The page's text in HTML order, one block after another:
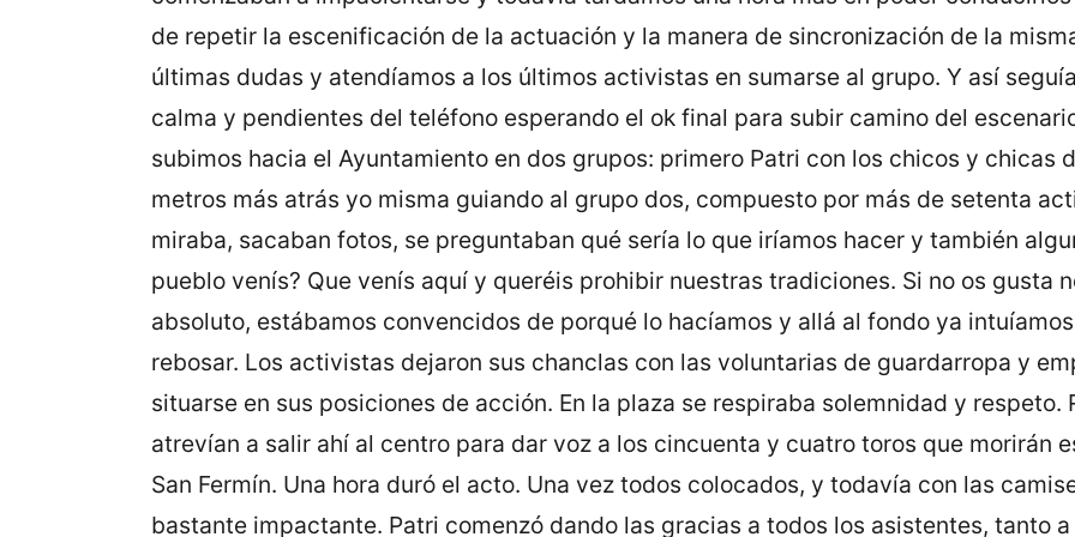
de repetir la escenificación de la actuación y la manera de sincronización de la
últimas dudas y atendíamos a los últimos activistas en sumarse al grupo. Y así
calma y pendientes del teléfono esperando el ok final para subir camino del
subimos hacia el Ayuntamiento en dos grupos: primero Patri con los chicos y chicas
metros más atrás yo misma guiando al grupo dos, compuesto por más de setenta
miraba, sacaban fotos, se preguntaban qué sería lo que iríamos hacer y también
pueblo venís? Que venís aquí y queréis prohibir nuestras tradiciones. Si no os gusta
absoluto, estábamos convencidos de porqué lo hacíamos y allá al fondo ya
rebosar. Los activistas dejaron sus chanclas con las voluntarias de guardarropa y
situarse en sus posiciones de acción. En la plaza se respiraba solemnidad y
atrevían a salir ahí al centro para dar voz a los cincuenta y cuatro toros que morirán
San Fermín. Una hora duró el acto. Una vez todos colocados, y todavía con las
bastante impactante. Patri comenzó dando las gracias a todos los asistentes, tanto